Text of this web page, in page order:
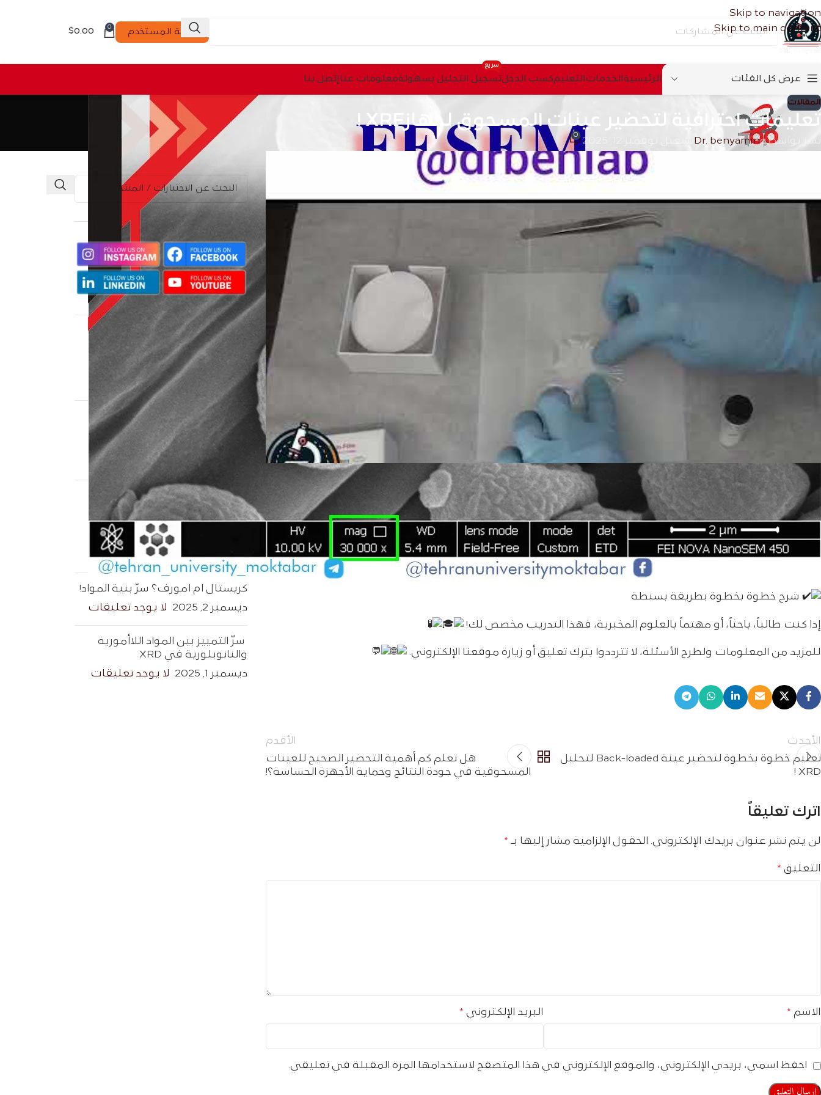
Skip to navigation
Skip to main content
لوحة المستخدم 0
$0.00
عرض كل الفئات الرئیسیةالخدماتالتعلیمكسب الدخلتسجيل التحليل بسهولة
سريع
معلومات عنا إتصل بنا
المقالات
تعليمات احترافية لتحضير عينات المسحوق لجهازXRF !
نشر بواسطةDr. benyamin
0
تعليمات احترافية لتحضير عينات المسحوق لجهازXRF !
في هذا الفيديو، ستتعلمون كيف تحضرون عينات مسحوق فضفاضة بطريقة سهلة ودقيقة لتحليلها باستخدام
جهازXRF
.
نصائح وتقنيات مهمة
تحضير العينة دون إلحاق الضرر بالجهاز
شرح خطوة بخطوة بطريقة بسيطة
إذا كنت طالباً، باحثاً، أو مهتماً بالعلوم المخبرية، فهذا التدريب مخصص لك!
للمزيد من المعلومات ولطرح الأسئلة، لا تترددوا بترك تعليق أو زيارة موقعنا الإلكتروني.
الأحدث
تعليم خطوة بخطوة لتحضير عينة Back-loaded لتحليل
XRD !
الأقدم
هل تعلم كم أهمية التحضير الصحيح للعينات
المسحوقية في جودة النتائج وحماية الأجهزة الحساسة؟!
اترك تعليقاً
لن يتم نشر عنوان بريدك الإلكتروني. الحقول الإلزامية مشار إليها بـ *
التعليق *
الاسم * البريد الإلكتروني *
احفظ اسمي، بريدي الإلكتروني، والموقع الإلكتروني في هذا المتصفح لاستخدامها المرة المقبلة في تعليقي.
RECENT POSTS
عندما يلمع الهيكل!
ديسمبر 6, 2025
لا يوجد تعليقات
ما الفرق بين GC-MS و LC-MS؟ |
دليل شامل للطلاب في الكيمياء
وتحليل المواد
لا يوجد تعليقات
تعليم احترافي لتحليل حجم
الجسيمات ورسم الهيستوجرام
باستخدام ImageJ | خطوة بخطوة
ديسمبر 3, 2025
لا يوجد تعليقات
كريستال أم أمورف؟ سرّ بنية المواد!
ديسمبر 2, 2025
لا يوجد تعليقات
سرّ التمييز بين المواد اللاأمورية
والنانوبلورية في XRD
ديسمبر 1, 2025
لا يوجد تعليقات